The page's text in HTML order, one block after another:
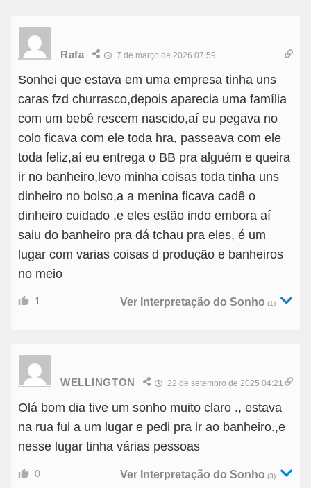
Rafa 7 de março de 2026 07:59
Sonhei que estava em uma empresa tinha uns
caras fzd churrasco,depois aparecia uma família
com um bebê rescem nascido,aí eu pegava no
colo ficava com ele toda hra, passeava com ele
toda feliz,aí eu entrega o BB pra alguém e queira
ir no banheiro,levo minha coisas toda tinha uns
dinheiro no bolso,a a menina ficava cadê o
dinheiro cuidado ,e eles estão indo embora aí
saiu do banheiro pra dá tchau pra eles, é um
lugar com varias coisas d produção e banheiros
no meio
1 Ver Interpretação do Sonho (1)
WELLINGTON 22 de setembro de 2025 04:21
Olá bom dia tive um sonho muito claro ., estava
na rua fui a um lugar e pedi pra ir ao banheiro.,e
nesse lugar tinha várias pessoas
0 Ver Interpretação do Sonho (3)